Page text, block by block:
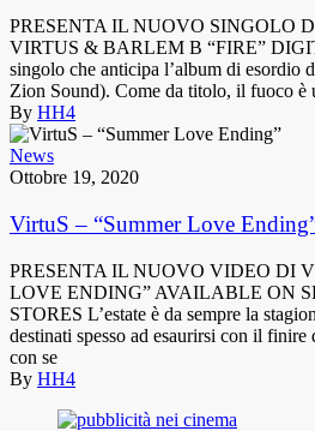
PRESENTA IL NUOVO SINGOLO
VIRTUS & BARLEM B “FIRE”
singolo che anticipa l’album di esordio
Zion Sound). Come da titolo, il fuoco è
By HH4
News
Ottobre 19, 2020
VirtuS – “Summer Love
PRESENTA IL NUOVO VIDEO DI
LOVE ENDING” AVAILABLE ON
STORES L’estate è da sempre la
destinati spesso ad esaurirsi con il finire
con se
By HH4